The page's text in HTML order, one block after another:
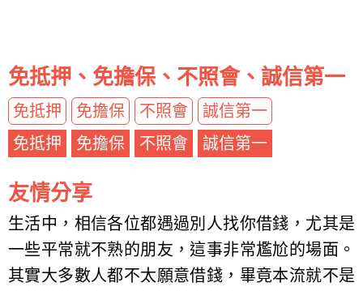
免抵押、免擔保、不照會、誠信第一
免抵押 免擔保 不照會
誠信第一
免抵押
免擔保 不照會 誠信第一
友情分享
生活中，相信各位都遇過別人找你借錢，尤其是
一些平常就不熟的朋友，這事非常尷尬的場面。
其實大多數人都不太願意借錢，畢竟本流就不是